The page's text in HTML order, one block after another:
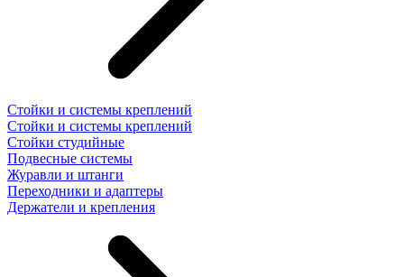
Стойки и системы креплений
Стойки и системы креплений
Стойки студийные
Подвесные системы
Журавли и штанги
Переходники и адаптеры
Держатели и крепления